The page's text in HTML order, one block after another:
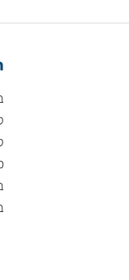
בניית
קידום